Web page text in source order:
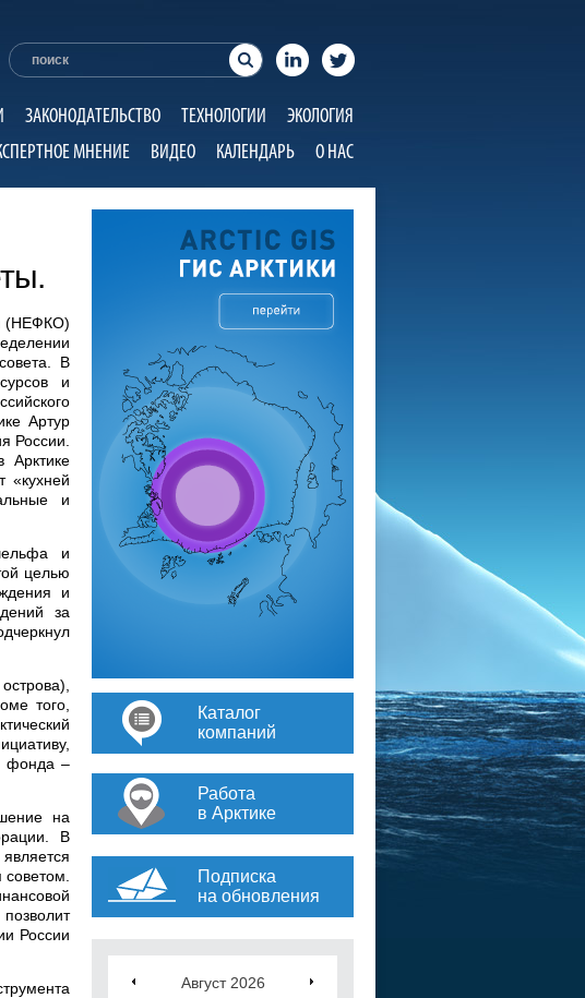
ЗАКОНОДАТЕЛЬСТВО ТЕХНОЛОГИИ
ЭКОЛОГИЯ
МНЕНИЕ ВИДЕО КАЛЕНДАРЬ О НАС
(НЕФКО)
В
и
Артур
России.
«кухней
и
и
целью
и
за
того,
фонда –
на
В
России
Каталог
компаний
Работа
в Арктике
Подписка
на обновления
Август 2026